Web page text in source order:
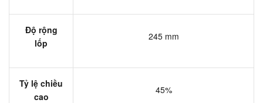
Độ rộng
lốp
245 mm
Tỷ lệ chiều
cao
45%